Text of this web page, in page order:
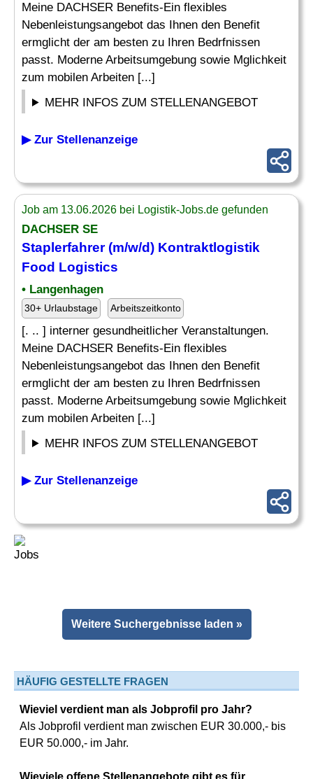
Meine DACHSER Benefits-Ein flexibles
Nebenleistungsangebot das Ihnen den Benefit
ermglicht der am besten zu Ihren Bedrfnissen
passt. Moderne Arbeitsumgebung sowie Mglichkeit
zum mobilen Arbeiten [...]
MEHR INFOS ZUM STELLENANGEBOT
▶ Zur Stellenanzeige
Job am 13.06.2026 bei Logistik-Jobs.de gefunden
DACHSER SE
Staplerfahrer (m/w/d) Kontraktlogistik
Food Logistics
• Langenhagen
30+ Urlaubstage Arbeitszeitkonto
[. .. ] interner gesundheitlicher Veranstaltungen.
Meine DACHSER Benefits-Ein flexibles
Nebenleistungsangebot das Ihnen den Benefit
ermglicht der am besten zu Ihren Bedrfnissen
passt. Moderne Arbeitsumgebung sowie Mglichkeit
zum mobilen Arbeiten [...]
MEHR INFOS ZUM STELLENANGEBOT
▶ Zur Stellenanzeige
Weitere Suchergebnisse laden »
HÄUFIG GESTELLTE FRAGEN
Wieviel verdient man als Jobprofil pro Jahr?
Als Jobprofil verdient man zwischen EUR 30.000,- bis
EUR 50.000,- im Jahr.
Wieviele offene Stellenangebote gibt es für